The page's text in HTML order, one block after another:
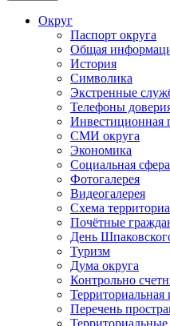
Округ
Паспорт округа
Общая
История
Символика
Экстренные
Телефоны
Инвестиционная
СМИ округа
Экономика
Социальная сфера
Фотогалерея
Видеогалерея
Схема
Почётные
День
Туризм
Дума округа
Контрольно
Территориальная
Перечень